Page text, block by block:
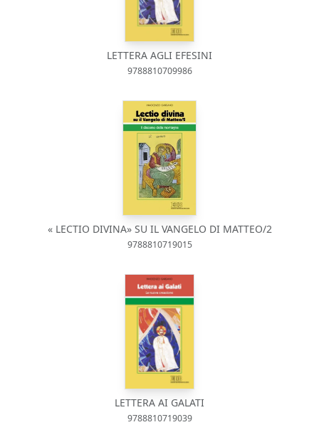
LETTERA AGLI EFESINI
9788810709986
« LECTIO DIVINA» SU IL VANGELO DI MATTEO/2
9788810719015
LETTERA AI GALATI
9788810719039